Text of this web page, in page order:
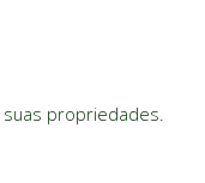
propriedades.